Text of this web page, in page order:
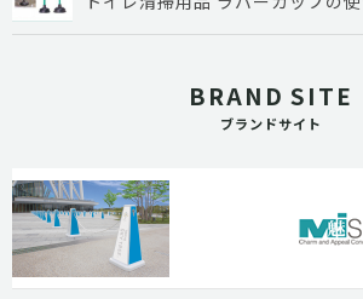
BRAND SITE
ブランドサイト